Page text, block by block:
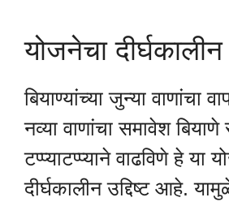
योजनेचा दीर्घकालीन
बियाण्यांच्या जुन्या वाणांचा
नव्या वाणांचा समावेश
टप्प्याटप्प्याने वाढविणे हे या
दीर्घकालीन उद्दिष्ट आहे.